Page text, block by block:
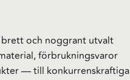
och noggrant utvalt
förbrukningsvaror
— till konkurrenskraftiga